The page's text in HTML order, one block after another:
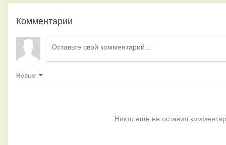
Комментарии
Новые
Никто ещё не оставил